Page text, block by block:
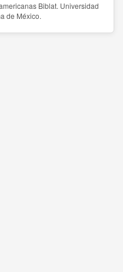
Biblat. Universidad
de México.